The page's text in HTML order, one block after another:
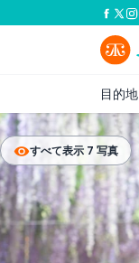
目的地
すべて表示 7 写真